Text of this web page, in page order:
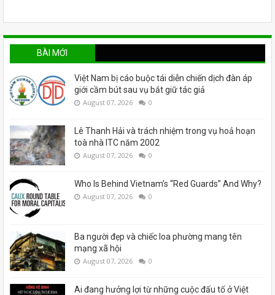
BÀI MỚI
Việt Nam bị cáo buộc tái diễn chiến dịch đàn áp
giới cầm bút sau vụ bắt giữ tác giả
August 07, 2026 0
Lê Thanh Hải và trách nhiệm trong vụ hoả hoạn
toà nhà ITC năm 2002
August 07, 2026 0
Who Is Behind Vietnam’s “Red Guards” And Why?
August 07, 2026 0
Ba người đẹp và chiếc loa phường mang tên
mạng xã hội
August 07, 2026 0
Ai đang hưởng lợi từ những cuộc đấu tố ở Việt